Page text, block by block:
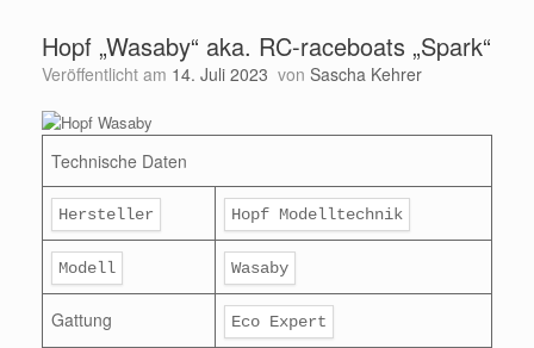
Hopf „Wasaby“ aka. RC-raceboats „Spark“
Veröffentlicht am 14. Juli 2023 von Sascha Kehrer
Technische Daten
Hersteller Hopf Modelltechnik
Modell Wasaby
Gattung Eco Expert